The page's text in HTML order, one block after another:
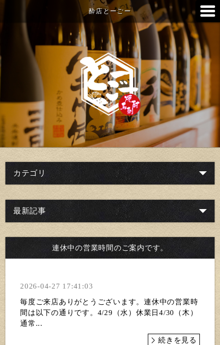
酔店とーごー
カテゴリ
最新記事
連休中の営業時間のご案内です。
2026-04-27 17:41:03
毎度ご来店ありがとうございます。連休中の営業時
間は以下の通りです。4/29（水）休業日4/30（木）
通常...
続きを見る